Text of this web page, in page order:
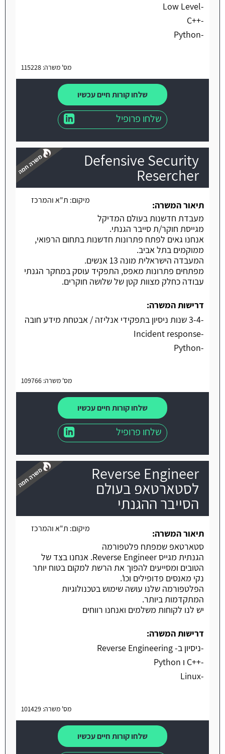
-Low Level
-++C
-Python
מס' משרה: 115228
שלחו קורות חיים עכשיו
שלחו פרופיל
Defensive Security
Resercher
משרה חמה מיקום: ת"א והמרכז
תיאור המשרה:
מעבדת חדשנות בעולם המדיקל
מגייסת חוקר/ת סייבר הגנתי.
אנחנו גאים לפתח פתרונות חדשנות בתחום הרפואי,
ממוקמים בתל אביב.
המעבדה הישראלית מונה 13 אנשים.
מפתחים פתרונות מאפס, התפקיד עוסק במחקר הגנתי
עבודה כחלק מצוות קטן של שלושה חוקרים.
דרישות המשרה:
-3-4 שנות ניסיון בתפקידי אנליזה / אבטחת מידע חובה
-Incident response
-Python
מס' משרה: 109766
שלחו קורות חיים עכשיו
שלחו פרופיל
Reverse Engineer
לסטארטאפ בעולם
הסייבר ההגנתי
משרה חמה
מיקום: ת"א והמרכז
תיאור המשרה:
סטארטאפ שמפתח פלטפורמה
הגנתית מגייס Reverse Engineer. אנחנו בצד של
הטובים ומסייעים להפוך את הרשת למקום בטוח יותר
נקי מאנסים פדופילים וכו'.
הפלטפורמה שלנו עושה שימוש בטכנולוגיות
המתקדמות ביותר.
יש לנו לקוחות משלמים ואנחנו רווחים
דרישות המשרה:
-ניסיון ב- Reverse Engineering
-++C ו Python
-Linux
מס' משרה: 101429
שלחו קורות חיים עכשיו